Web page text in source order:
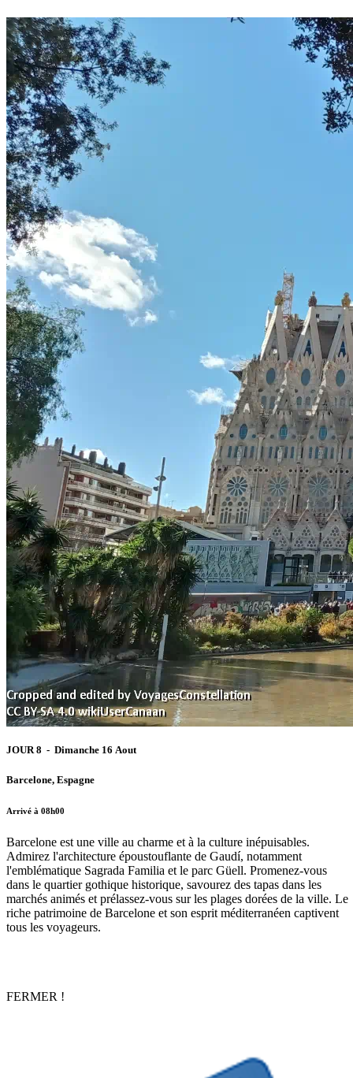
JOUR 8 - Dimanche 16 Aout
Barcelone, Espagne
Arrivé à 08h00
Barcelone est une ville au charme et à la culture inépuisables.
Admirez l'architecture époustouflante de Gaudí, notamment
l'emblématique Sagrada Familia et le parc Güell. Promenez-vous
dans le quartier gothique historique, savourez des tapas dans les
marchés animés et prélassez-vous sur les plages dorées de la ville. Le
riche patrimoine de Barcelone et son esprit méditerranéen captivent
tous les voyageurs.
FERMER !